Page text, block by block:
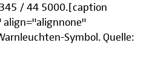
/ 44 5000.[caption
Symbol. Quelle: